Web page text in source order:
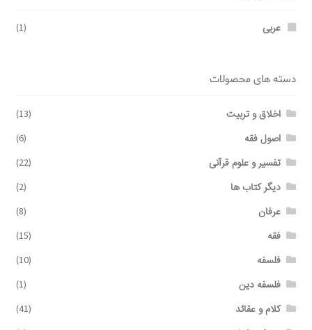
عربی (1)
دسته های محصولات
اخلاق و تربیت (13)
اصول فقه (6)
تفسیر و علوم قرآنی (22)
دیگر کتاب ها (2)
عرفان (8)
فقه (15)
فلسفه (10)
فلسفه دین (1)
کلام و عقائد (41)